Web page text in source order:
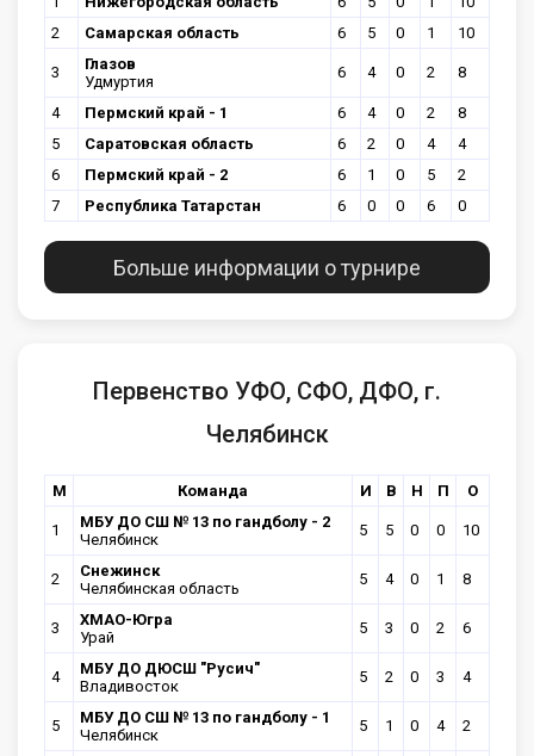
2
Самарская область 6 5 0 1 10
3
Глазов
Удмуртия
6 4 0 2 8
4 Пермский край - 1 6 4 0 2
8
5
Саратовская область 6 2 0 4
4
6
Пермский край - 2 6 1 0 5
2
7
Республика Татарстан 6 0 0 6 0
Больше информации о турнире
Первенство УФО, СФО, ДФО, г.
Челябинск
М Команда И В Н П О
1
МБУ ДО СШ № 13 по гандболу - 2
Челябинск
5 5 0 0 10
2
Снежинск
Челябинская область
5 4 0 1 8
3
ХМАО-Югра
Урай
5 3 0 2 6
4
МБУ ДО ДЮСШ "Русич"
Владивосток
5 2 0 3 4
5
МБУ ДО СШ № 13 по гандболу - 1
Челябинск
5 1 0 4 2